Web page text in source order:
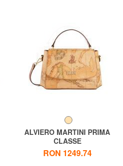
ALVIERO MARTINI PRIMA
CLASSE
GEO CLASSIC Geanta de
mana cu curea de umar
RON 1249.74